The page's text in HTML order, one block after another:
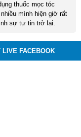
thuốc mọc tóc
mình hiện giờ rất
sự tự tin trở lại.
LIVE FACEBOOK